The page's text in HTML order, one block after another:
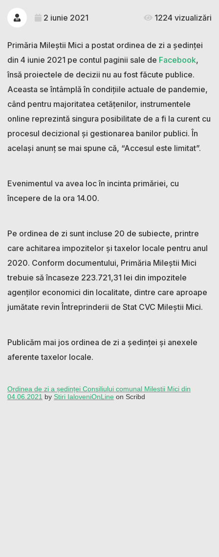
2 iunie 2021 1224 vizualizări
Primăria Mileștii Mici a postat ordinea de zi a ședinței
din 4 iunie 2021 pe contul paginii sale de Facebook,
însă proiectele de decizii nu au fost făcute publice.
Aceasta se întâmplă în condițiile actuale de pandemie,
când pentru majoritatea cetățenilor, instrumentele
online reprezintă singura posibilitate de a fi la curent cu
procesul decizional și gestionarea banilor publici. În
același anunț se mai spune că, “Accesul este limitat”.
Evenimentul va avea loc în incinta primăriei, cu
începere de la ora 14.00.
Pe ordinea de zi sunt incluse 20 de subiecte, printre
care achitarea impozitelor și taxelor locale pentru anul
2020. Conform documentului, Primăria Mileștii Mici
trebuie să încaseze 223.721,31 lei din impozitele
agenților economici din localitate, dintre care aproape
jumătate revin Întreprinderii de Stat CVC Mileștii Mici.
Publicăm mai jos ordinea de zi a ședinței și anexele
aferente taxelor locale.
Ordinea de zi a ședinței Consiliului comunal Milestii Mici din
04.06.2021 by Stiri IaloveniOnLine on Scribd